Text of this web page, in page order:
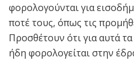
φορολογούνται για
ποτέ τους, όπως τις
Προσθέτουν ότι για αυτά
ήδη φορολογείται στην